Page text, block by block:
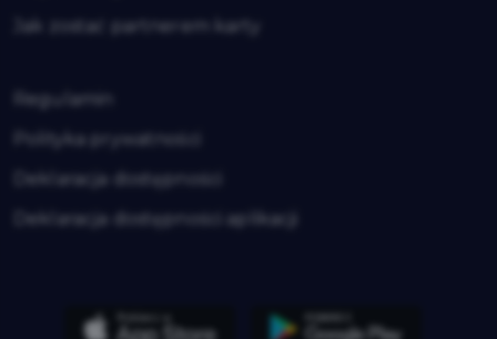
Jak zostać partnerem karty
Regulamin
Polityka prywatności
Deklaracja dostępności
Deklaracja dostępności aplikacji